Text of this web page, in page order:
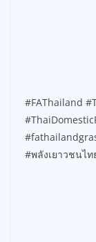
#FAThailand
#พลังเยาวชนไ